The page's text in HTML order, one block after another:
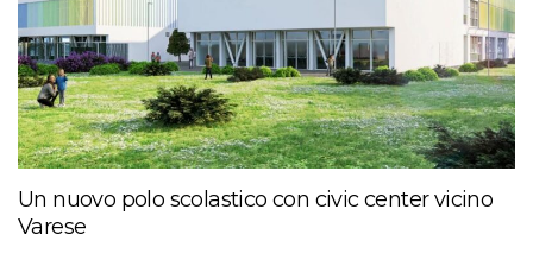
Un nuovo polo scolastico con civic center vicino
Varese